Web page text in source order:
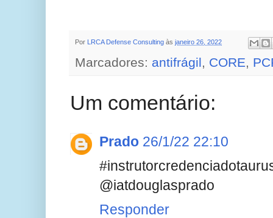
Por LRCA Defense Consulting às janeiro 26, 2022
Marcadores: antifrágil, CORE,
Um comentário:
Prado 26/1/22 22:10
@iatdouglasprado
Responder